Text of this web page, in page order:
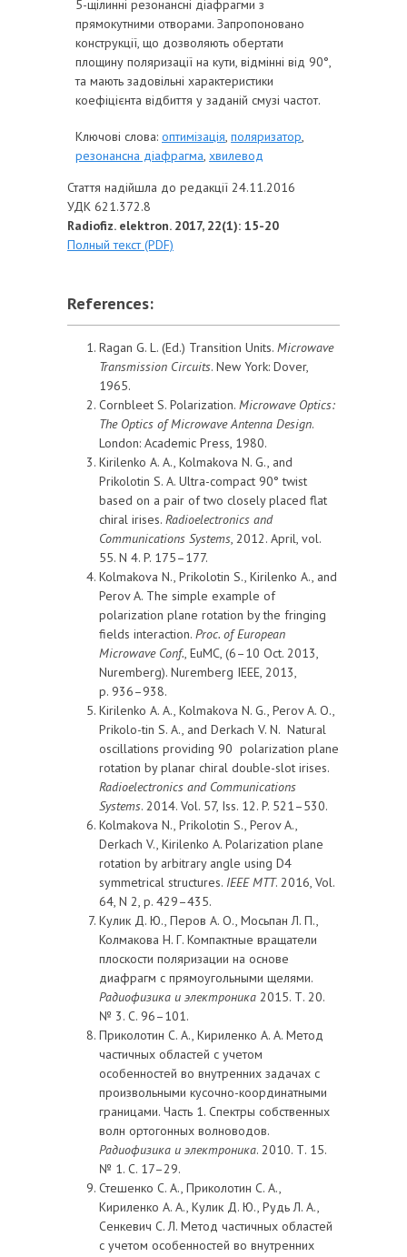
5-щілинні резонансні діафрагми з
прямокутними отворами. Запропоновано
конструкції, що дозволяють обертати
площину поляризації на кути, відмінні від 90°,
та мають задовільні характеристики
коефіцієнта відбиття у заданій смузі частот.
Ключові слова: оптимізація поляризатор
резонансна діафрагма хвилевод
Стаття надійшла до редакції 24.11.2016
УДК 621.372.8
Radiofiz. elektron. 2017, 22(1): 15-20
Полный текст (PDF)
References:
Ragan G. L. (Ed.) Transition Units. Microwave
Transmission Circuits. New York: Dover,
1965.
Cornbleet S. Polarization. Microwave Optics:
The Optics of Microwave Antenna Design.
London: Academic Press, 1980.
Kirilenko A. A., Kolmakova N. G., and
Prikolotin S. A. Ultra-compact 90° twist
based on a pair of two closely placed flat
chiral irises. Radioelectronics and
Communications Systems , 2012. April, vol.
55. N 4. P. 175–177.
Kolmakova N., Prikolotin S., Kirilenko A., and
Perov A. The simple example of
polarization plane rotation by the fringing
fields interaction. Proc. of European
Microwave Conf. , EuMC, (6–10 Oct. 2013,
Nuremberg). Nuremberg IEEE, 2013,
p. 936–938.
Kirilenko A. A., Kolmakova N. G., Perov A. O.,
Prikolo-tin S. A., and Derkach V. N. Natural
oscillations providing 90 polarization plane
rotation by planar chiral double-slot irises.
Radioelectronics and Communications
Systems. 2014. Vol. 57, Iss. 12. P. 521–530.
Kolmakova N., Prikolotin S., Perov A.,
Derkach V., Kirilenko A. Polarization plane
rotation by arbitrary angle using D4
symmetrical structures. IEEE MTT. 2016, Vol.
64, N 2, p. 429–435.
Кулик Д. Ю., Перов A. O., Мосьпан Л. П.,
Колмакова Н. Г. Компактные вращатели
плоскости поляризации на основе
диафрагм с прямоугольными щелями.
Радиофизика и электроника 2015. Т. 20.
№ 3. С. 96–101.
Приколотин С. А., Кириленко А. А. Метод
частичных областей с учетом
особенностей во внутренних задачах с
произвольными кусочно-координатными
границами. Часть 1. Спектры собственных
волн ортогонных волноводов.
Радиофизика и электроника. 2010. Т. 15.
№ 1. С. 17–29.
Стешенко С. А., Приколотин С. А.,
Кириленко А. А., Кулик Д. Ю., Рудь Л. А.,
Сенкевич С. Л. Метод частичных областей
с учетом особенностей во внутренних